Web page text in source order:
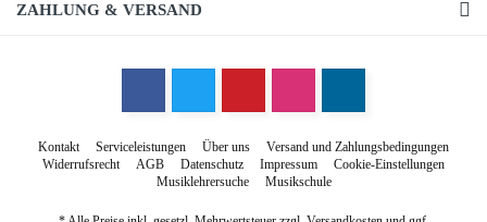
ZAHLUNG & VERSAND
Kontakt Serviceleistungen Über uns
Versand und Zahlungsbedingungen
Widerrufsrecht
AGB Datenschutz Impressum
Cookie-Einstellungen
Musiklehrersuche
Musikschule